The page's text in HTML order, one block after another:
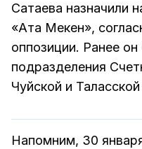
Сатаева назначили
«Ата Мекен»,
оппозиции. Ранее
подразделения
Чуйской и
Напомним, 30